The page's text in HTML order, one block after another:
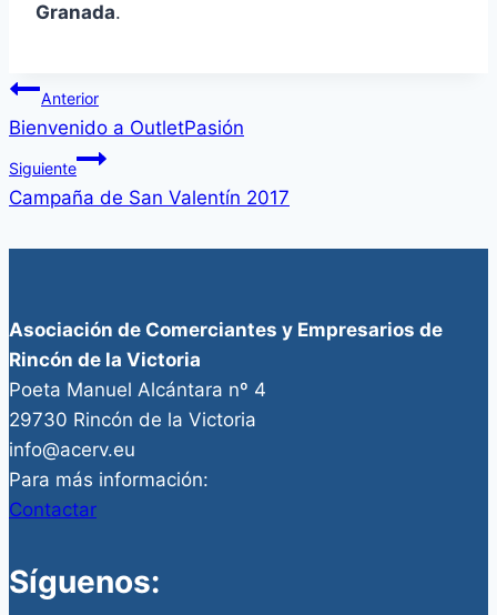
Granada.
Navegación
de
entradas
Anterior
Bienvenido a OutletPasión
Siguiente
Campaña de San Valentín 2017
Asociación de Comerciantes y Empresarios de
Rincón de la Victoria
Poeta Manuel Alcántara nº 4
29730 Rincón de la Victoria
info@acerv.eu
Para más información:
Contactar
Síguenos: